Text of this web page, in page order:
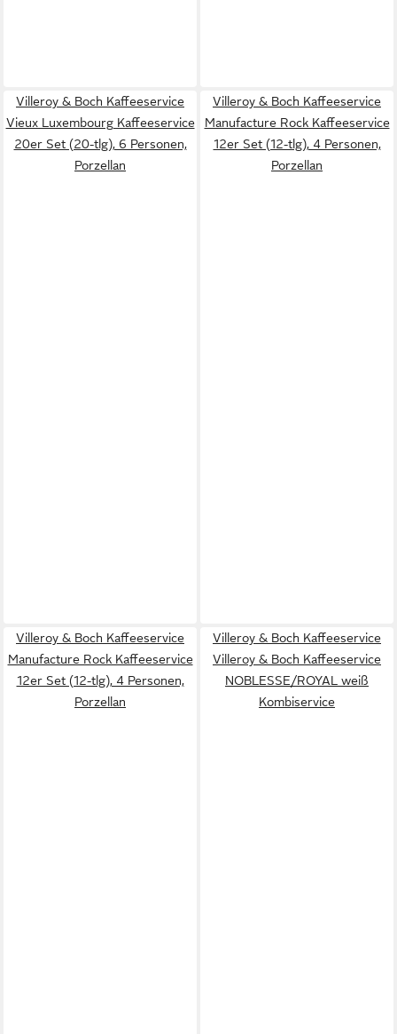
Villeroy & Boch Kaffeeservice
Vieux Luxembourg Kaffeeservice
20er Set (20-tlg), 6 Personen,
Porzellan
Villeroy & Boch Kaffeeservice
Manufacture Rock Kaffeeservice
12er Set (12-tlg), 4 Personen,
Porzellan
Villeroy & Boch Kaffeeservice
Manufacture Rock Kaffeeservice
12er Set (12-tlg), 4 Personen,
Porzellan
Villeroy & Boch Kaffeeservice
Villeroy & Boch Kaffeeservice
NOBLESSE/ROYAL weiß
Kombiservice